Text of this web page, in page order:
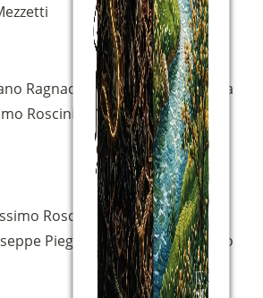
Ragnacci (moderatör), Lorenza
Roscini, Oreste Pesare,
Roscini (moderatör), Anna
Piegai, Oreste Pesare, Paolo
Comunità Magnificat
sul nostro conto